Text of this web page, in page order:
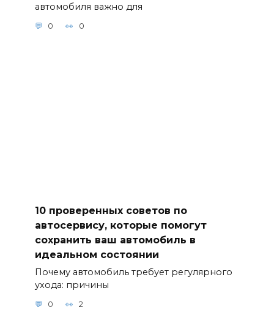
автомобиля важно для
0 0
10 проверенных советов по
автосервису, которые помогут
сохранить ваш автомобиль в
идеальном состоянии
Почему автомобиль требует регулярного
ухода: причины
0 2